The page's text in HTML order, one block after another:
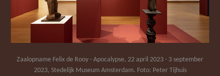
Zaalopname Felix de Rooy - Apocalypse, 22 april 2023 - 3 september
2023, Stedelijk Museum Amsterdam. Foto: Peter Tijhuis